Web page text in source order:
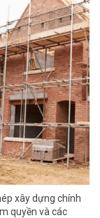
xây dựng chính
quyền và các